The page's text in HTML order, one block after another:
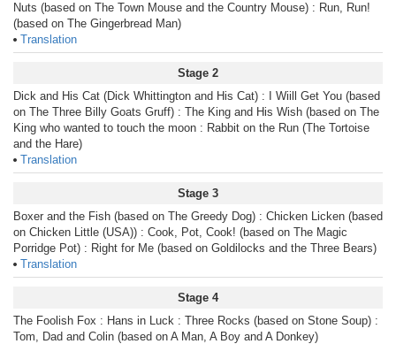
Nuts (based on The Town Mouse and the Country Mouse) : Run, Run!
(based on The Gingerbread Man)
Translation
Stage 2
Dick and His Cat (Dick Whittington and His Cat) : I Wiill Get You (based
on The Three Billy Goats Gruff) : The King and His Wish (based on The
King who wanted to touch the moon : Rabbit on the Run (The Tortoise
and the Hare)
Translation
Stage 3
Boxer and the Fish (based on The Greedy Dog) : Chicken Licken (based
on Chicken Little (USA)) : Cook, Pot, Cook! (based on The Magic
Porridge Pot) : Right for Me (based on Goldilocks and the Three Bears)
Translation
Stage 4
The Foolish Fox : Hans in Luck : Three Rocks (based on Stone Soup) :
Tom, Dad and Colin (based on A Man, A Boy and A Donkey)